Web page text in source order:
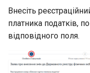
Внесіть
платника податків,
відповідного поля.